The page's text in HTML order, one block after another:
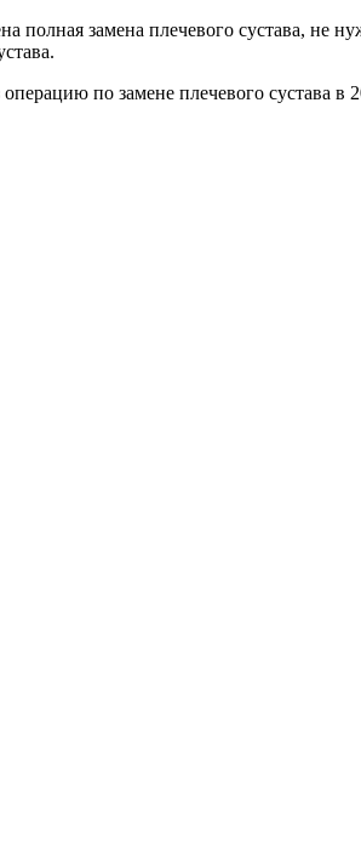
замена плечевого сустава, не
по замене плечевого сустава в